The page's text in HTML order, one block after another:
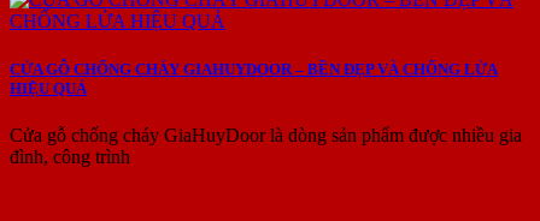
CỬA GỖ CHỐNG CHÁY GIAHUYDOOR – BỀN ĐẸP VÀ CHỐNG LỬA
HIỆU QUẢ
Cửa gỗ chống cháy GiaHuyDoor là dòng sản phẩm được nhiều gia
đình, công trình